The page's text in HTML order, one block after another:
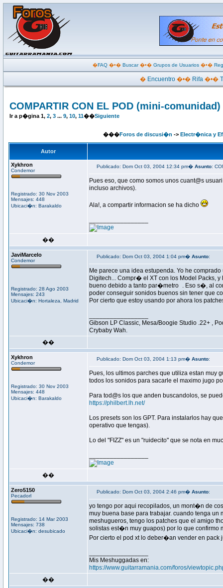
�FAQ�•� Buscar�•� Grupos de Usuarios�•�
� Encuentro �•� Rifa �•�
COMPARTIR CON EL POD (mini-comunidad)
Ir a p�gina 1, 2, 3 ... 9, 10, 11��Siguiente
���Foros de discusi�n -> Electr�nica y
Autor
Xykhron
Condemor
Registrado: 30 Nov 2003
Mensajes: 448
Ubicaci�n: Barakaldo
Publicado: Dom Oct 03, 2004 12:34 pm� Asunto:
Pues eso, que como somos unos cuant@s
incluso archivos).
Ala!, a compartir informacion se ha dicho
��
JaviMarcelo
Condemor
Registrado: 28 Ago 2003
Mensajes: 243
Ubicaci�n: Hortaleza, Madrid
Publicado: Dom Oct 03, 2004 1:04 pm� Asunto:
Me parece una idea estupenda. Yo he
Digitech... Compr� el XT con los Model Packs,
bueno debido a tanto par�metro . Eso s�, al
poder conseguir sonidos buenos sin tener que
Por cierto que estoy usando por ahora los
Gibson LP Classic, Mesa/Boogie Studio .22+ ,
Crybaby Wah.
��
Xykhron
Condemor
Registrado: 30 Nov 2003
Mensajes: 448
Ubicaci�n: Barakaldo
Publicado: Dom Oct 03, 2004 1:13 pm� Asunto:
Pues, los ultimos parches que utiliza estan muy
todos los sonidos para sacarle el maximo jugo
Para tod@s los que anden buscandolos, se
https://philbert.lh.net/
Los presets son los GPT. Para instalarlos hay
operativo que tengas).
Lo del "FIZZ" es un "ruidecito" que se nota en
��
Zero5150
Pecadorl
Registrado: 14 Mar 2003
Mensajes: 738
Ubicaci�n: desubicado
Publicado: Dom Oct 03, 2004 2:46 pm� Asunto:
yo tengo por aqui recopilados, un mont�n de
muy buena base para trabajar. cuando tenga
meshugueros, tengo los patches que el amigo
solistas est�n muy guapos) por lo que confirmo
Por cierto el pod xt lo deber�an vender en
Mis Meshuggadas en:
https://www.guitarramania.com/foros/
��